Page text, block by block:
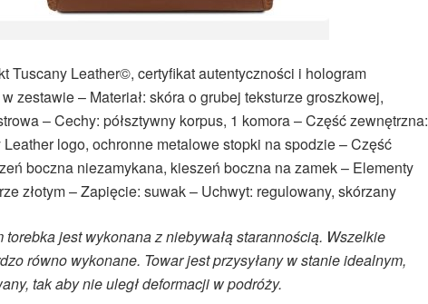
Tuscany Leather©, certyfikat autentyczności i hologram
zestawie – Materiał: skóra o grubej teksturze groszkowej,
– Cechy: półsztywny korpus, 1 komora – Część zewnętrzna:
Leather logo, ochronne metalowe stopki na spodzie – Część
boczna niezamykana, kieszeń boczna na zamek – Elementy
złotym – Zapięcie: suwak – Uchwyt: regulowany, skórzany
torebka jest wykonana z niebywałą starannością. Wszelkie
równo wykonane. Towar jest przysyłany w stanie idealnym,
tak aby nie uległ deformacji w podróży.